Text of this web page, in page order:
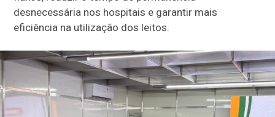
desnecessária nos hospitais e garantir mais
eficiência na utilização dos leitos.